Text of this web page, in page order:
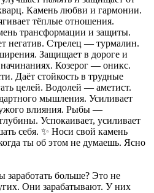
Камень любви и гармонии.
тёплые отношения.
трансформации и защиты.
негатив. Стрелец — турмалин.
Защищает в дороге и
Козерог — оникс.
Даёт стойкость в трудные
целей. Водолей — аметист.
мышления. Усиливает
влияния. Рыбы —
Успокаивает, усиливает
себя. ✨ Носи свой камень
ты об этом не думаешь. Ясно
заработать больше? Это не
Они зарабатывают. У них